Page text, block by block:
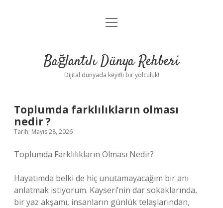
Anasayfa
Yasal Uyarı
menüyü
Bağlantılı Dünya Rehberi
Dijital dünyada keyifli bir yolculuk!
Toplumda farklılıkların olması
nedir ?
Tarih: Mayıs 28, 2026
Toplumda Farklılıkların Olması Nedir?
Hayatımda belki de hiç unutamayacağım bir anı
anlatmak istiyorum. Kayseri’nin dar sokaklarında,
bir yaz akşamı, insanların günlük telaşlarından,